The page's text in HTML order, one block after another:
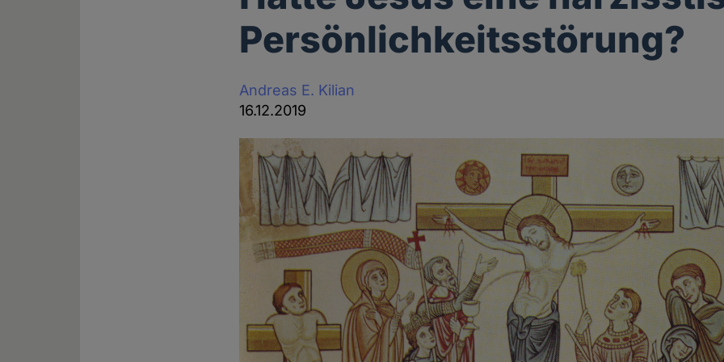
Persönlichkeitsstörung?
Andreas E. Kilian
16.12.2019